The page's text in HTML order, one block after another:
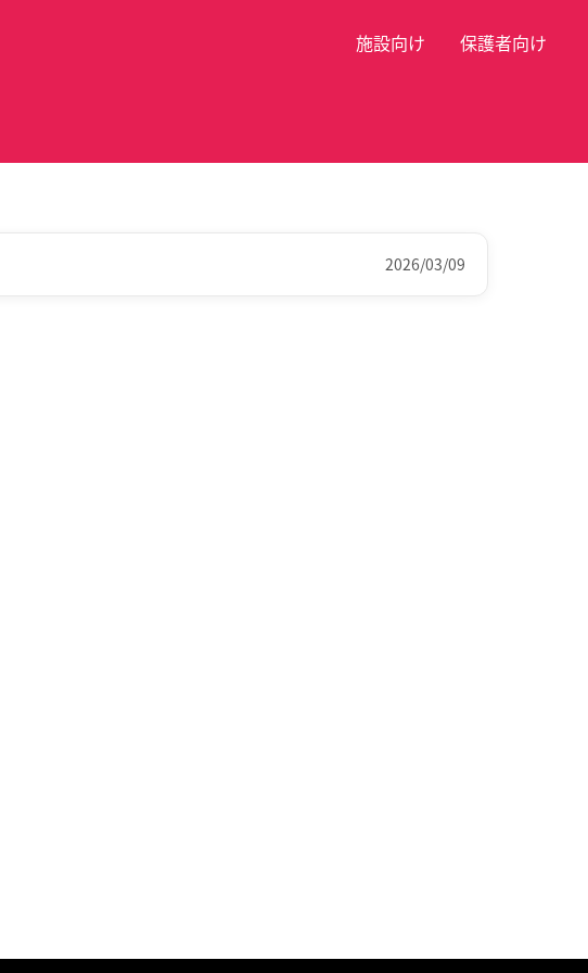
施設向け 保護者向け
2026/03/09